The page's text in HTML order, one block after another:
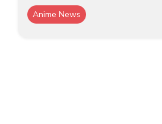
Anime News